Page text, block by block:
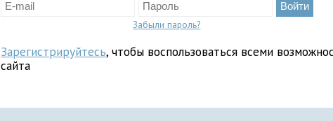
Забыли пароль?
Зарегистрируйтесь, чтобы воспользоваться всеми
сайта